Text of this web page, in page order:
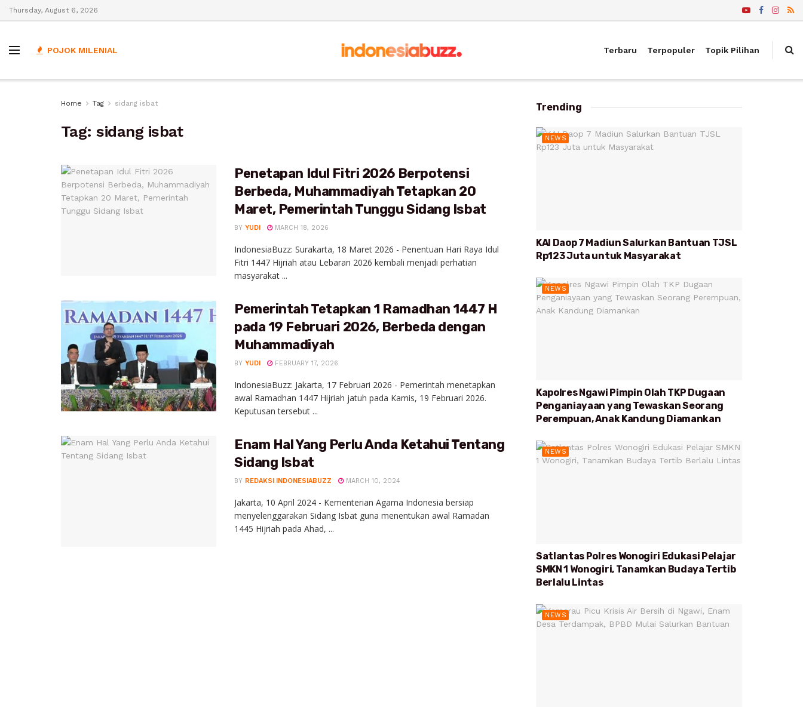
Thursday, August 6, 2026
POJOK MILENIAL Terbaru Terpopuler Topik Pilihan
Home Tag sidang isbat
Tag:sidang isbat
Penetapan Idul Fitri 2026 Berpotensi
Berbeda, Muhammadiyah Tetapkan 20
Maret, Pemerintah Tunggu Sidang Isbat
BY YUDI MARCH 18, 2026
IndonesiaBuzz: Surakarta, 18 Maret 2026 - Penentuan Hari Raya Idul
Fitri 1447 Hijriah atau Lebaran 2026 kembali menjadi perhatian
masyarakat ...
Pemerintah Tetapkan 1 Ramadhan 1447 H
pada 19 Februari 2026, Berbeda dengan
Muhammadiyah
BY YUDI FEBRUARY 17, 2026
IndonesiaBuzz: Jakarta, 17 Februari 2026 - Pemerintah menetapkan
awal Ramadhan 1447 Hijriah jatuh pada Kamis, 19 Februari 2026.
Keputusan tersebut ...
Enam Hal Yang Perlu Anda Ketahui Tentang
Sidang Isbat
BY REDAKSI INDONESIABUZZ MARCH 10, 2024
Jakarta, 10 April 2024 - Kementerian Agama Indonesia bersiap
menyelenggarakan Sidang Isbat guna menentukan awal Ramadan
1445 Hijriah pada Ahad, ...
Trending
NEWS
KAI Daop 7 Madiun Salurkan Bantuan TJSL
Rp123 Juta untuk Masyarakat
NEWS
Kapolres Ngawi Pimpin Olah TKP Dugaan
Penganiayaan yang Tewaskan Seorang
Perempuan, Anak Kandung Diamankan
NEWS
Satlantas Polres Wonogiri Edukasi Pelajar
SMKN 1 Wonogiri, Tanamkan Budaya Tertib
Berlalu Lintas
NEWS